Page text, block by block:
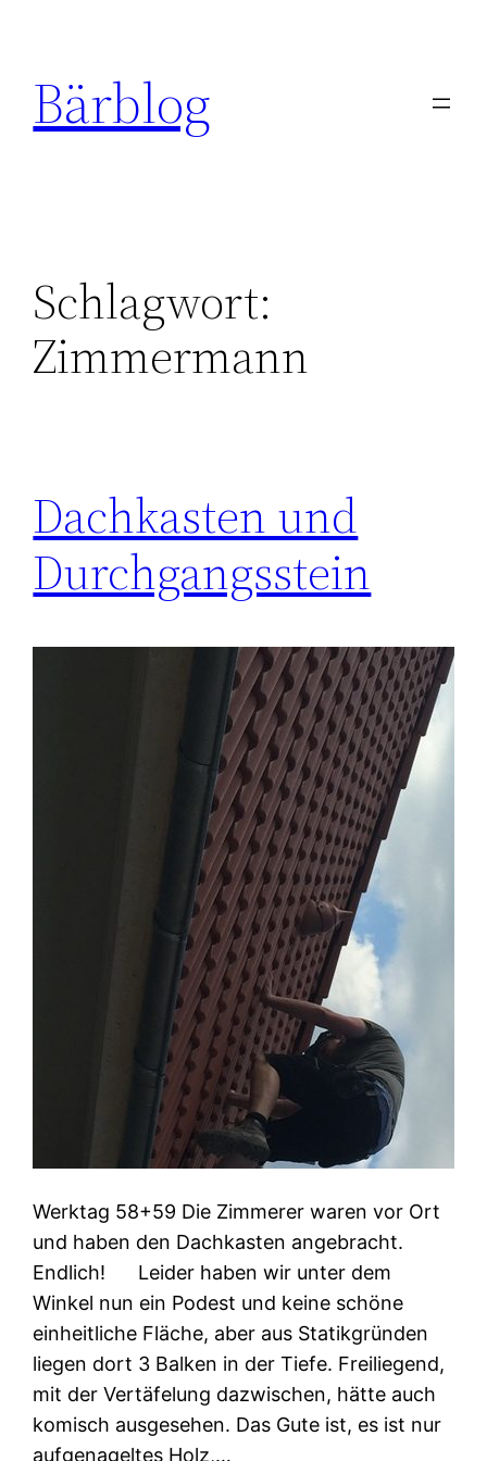
springen
Bärblog
Schlagwort:
Zimmermann
Dachkasten und
Durchgangsstein
Werktag 58+59 Die Zimmerer waren vor Ort
und haben den Dachkasten angebracht.
Endlich! Leider haben wir unter dem
Winkel nun ein Podest und keine schöne
einheitliche Fläche, aber aus Statikgründen
liegen dort 3 Balken in der Tiefe. Freiliegend,
mit der Vertäfelung dazwischen, hätte auch
komisch ausgesehen. Das Gute ist, es ist nur
aufgenageltes Holz,…